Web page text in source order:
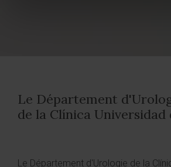
Le Département
de la Clínica Universidad
Le Département d'Urologie de la